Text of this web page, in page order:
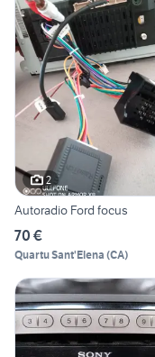
2
Autoradio Ford focus
70 €
Quartu Sant'Elena (CA)